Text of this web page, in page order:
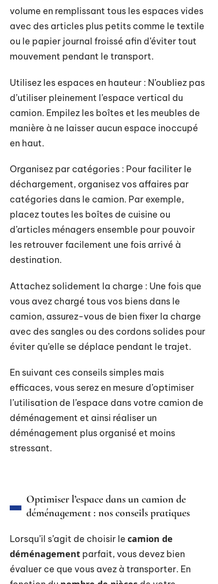
volume en remplissant tous les espaces vides
avec des articles plus petits comme le textile
ou le papier journal froissé afin d’éviter tout
mouvement pendant le transport.
Utilisez les espaces en hauteur : N’oubliez pas
d’utiliser pleinement l’espace vertical du
camion. Empilez les boîtes et les meubles de
manière à ne laisser aucun espace inoccupé
en haut.
Organisez par catégories : Pour faciliter le
déchargement, organisez vos affaires par
catégories dans le camion. Par exemple,
placez toutes les boîtes de cuisine ou
d’articles ménagers ensemble pour pouvoir
les retrouver facilement une fois arrivé à
destination.
Attachez solidement la charge : Une fois que
vous avez chargé tous vos biens dans le
camion, assurez-vous de bien fixer la charge
avec des sangles ou des cordons solides pour
éviter qu’elle se déplace pendant le trajet.
En suivant ces conseils simples mais
efficaces, vous serez en mesure d’optimiser
l’utilisation de l’espace dans votre camion de
déménagement et ainsi réaliser un
déménagement plus organisé et moins
stressant.
Optimiser l’espace dans un camion de
déménagement : nos conseils pratiques
Lorsqu’il s’agit de choisir le camion de
déménagement parfait, vous devez bien
évaluer ce que vous avez à transporter. En